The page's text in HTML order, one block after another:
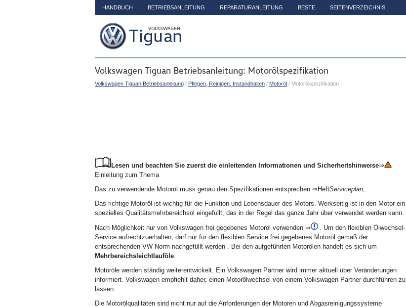
HANDBUCH BETRIEBSANLEITUNG REPARATURANLEITUNG BESTE SEITENVERZEICHNIS
Volkswagen Tiguan Betriebsanleitung: Motorölspezifikation
Volkswagen Tiguan Betriebsanleitung / Pflegen, Reinigen, Instandhalten / Motoröl / Motorölspezifikation
Lesen und beachten Sie zuerst die einleitenden Informationen und Sicherheitshinweise⇒
Einleitung zum Thema
Das zu verwendende Motoröl muss genau den Spezifikationen entsprechen ⇒HeftServiceplan,.
Das richtige Motoröl ist wichtig für die Funktion und Lebensdauer des Motors. Werkseitig ist in den Motor ein
spezielles Qualitätsmehrbereichsöl eingefüllt, das in der Regel das ganze Jahr über verwendet werden kann.
Nach Möglichkeit nur von Volkswagen frei gegebenes Motoröl verwenden ⇒
. Um den flexiblen Ölwechsel-
Service aufrechtzuerhalten, darf nur für den flexiblen Service frei gegebenes Motoröl gemäß der
entsprechenden VW-Norm nachgefüllt werden . Bei den aufgeführten Motorölen handelt es sich um
Mehrbereichsleichtlauföle.
Motoröle werden ständig weiterentwickelt. Ein Volkswagen Partner wird immer aktuell über Veränderungen
informiert. Volkswagen empfiehlt daher, einen Motorölwechsel von einem Volkswagen Partner durchführen zu
lassen.
Die Motorölqualitäten sind nicht nur auf die Anforderungen der Motoren und Abgasreinigungssysteme